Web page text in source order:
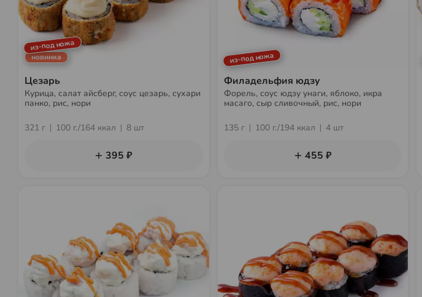
из-под ножа
новинка
Цезарь
Курица, салат айсберг, соус цезарь, сухари
панко, рис, нори
321 г 100 г./164 ккал 8 шт
395 ₽
из-под ножа
Филадельфия юдзу
Форель, соус юдзу унаги, яблоко, икра
масаго, сыр сливочный, рис, нори
135 г 100 г./194 ккал 4 шт
455 ₽